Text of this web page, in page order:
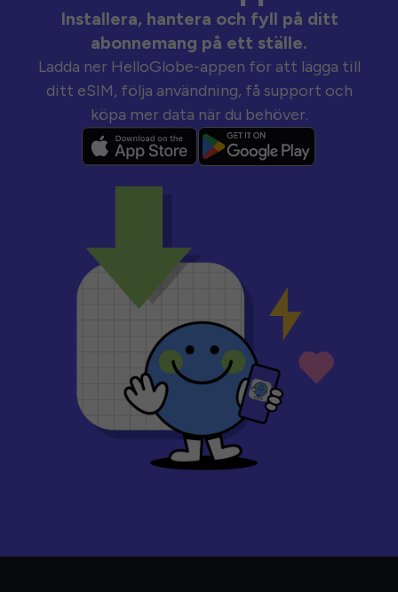
Installera, hantera och fyll på ditt
abonnemang på ett ställe.
Ladda ner HelloGlobe-appen för att lägga till
ditt eSIM, följa användning, få support och
köpa mer data när du behöver.